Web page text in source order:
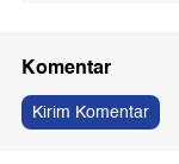
Komentar
Kirim Komentar